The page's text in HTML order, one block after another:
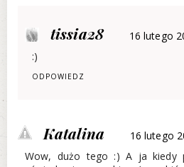
tissia28
16 lutego
:)
ODPOWIEDZ
Katalina
16 lutego
Wow, dużo tego :) A ja kiedy